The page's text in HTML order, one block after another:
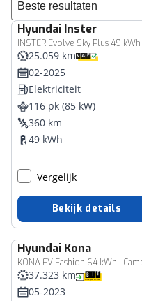
Sorteer resultaten
Hyundai Inster
INSTER Evolve Sky Plus 49
25.059 km
02-2025
Elektriciteit
116 pk (85 kW)
360 km
49 kWh
Vergelijk
Bekijk details
Hyundai Kona
37.323 km
05-2023